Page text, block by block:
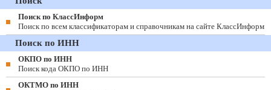
Поиск по КлассИнформ
Поиск по всем классификаторам и справочникам на сайте КлассИнформ
Поиск по ИНН
ОКПО по ИНН
Поиск кода ОКПО по ИНН
ОКТМО по ИНН